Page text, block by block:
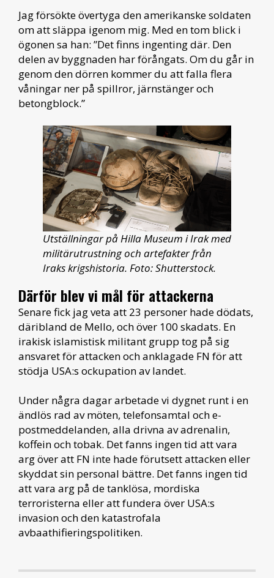
Jag försökte övertyga den amerikanske soldaten
om att släppa igenom mig. Med en tom blick i
ögonen sa han: ”Det finns ingenting där. Den
delen av byggnaden har förångats. Om du går in
genom den dörren kommer du att falla flera
våningar ner på spillror, järnstänger och
betongblock.”
Utställningar på Hilla Museum i Irak med
militärutrustning och artefakter från
Iraks krigshistoria. Foto: Shutterstock.
Därför blev vi mål för attackerna
Senare fick jag veta att 23 personer hade dödats,
däribland de Mello, och över 100 skadats. En
irakisk islamistisk militant grupp tog på sig
ansvaret för attacken och anklagade FN för att
stödja USA:s ockupation av landet.
Under några dagar arbetade vi dygnet runt i en
ändlös rad av möten, telefonsamtal och e-
postmeddelanden, alla drivna av adrenalin,
koffein och tobak. Det fanns ingen tid att vara
arg över att FN inte hade förutsett attacken eller
skyddat sin personal bättre. Det fanns ingen tid
att vara arg på de tanklösa, mordiska
terroristerna eller att fundera över USA:s
invasion och den katastrofala
avbaathifieringspolitiken.